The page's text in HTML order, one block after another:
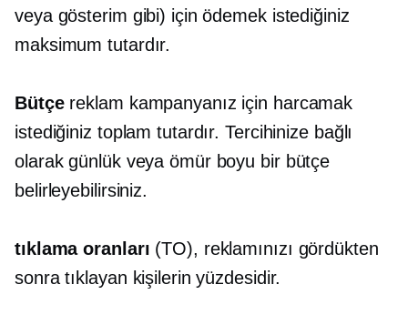
veya gösterim gibi) için ödemek istediğiniz
maksimum tutardır.
Bütçereklam kampanyanız için harcamak
istediğiniz toplam tutardır. Tercihinize bağlı
olarak günlük veya ömür boyu bir bütçe
belirleyebilirsiniz.
tıklamaoranları (TO), reklamınızı gördükten
sonra tıklayan kişilerin yüzdesidir.